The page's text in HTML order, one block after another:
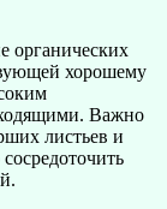
органических
хорошему
Важно
листьев и